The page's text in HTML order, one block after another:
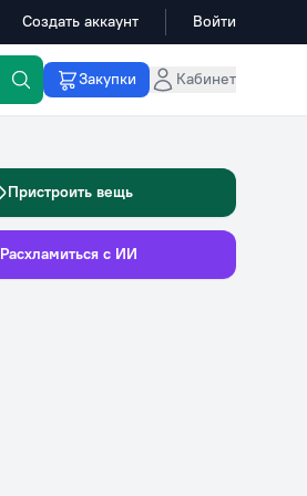
Создать аккаунт Войти
Закупки Кабинет
Пристроить вещь
Расхламиться с ИИ